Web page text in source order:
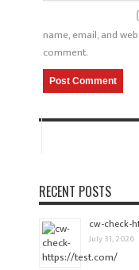
name, email, and
comment.
RECENT POSTS
cw-check-
July 31, 2026